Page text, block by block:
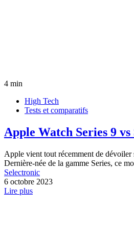
4 min
High Tech
Tests et comparatifs
Apple Watch Series 9 vs
Apple vient tout récemment de dévoiler
Dernière-née de la gamme Series, ce
Selectronic
6 octobre 2023
Lire plus